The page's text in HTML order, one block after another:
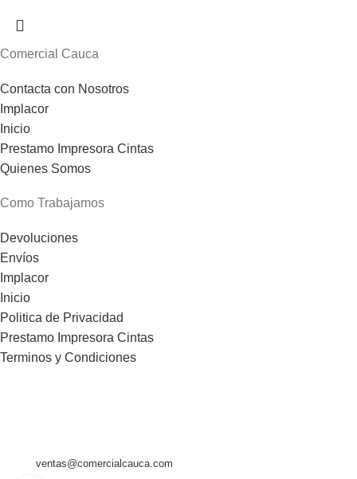
Comercial Cauca
Contacta con Nosotros
Implacor
Inicio
Prestamo Impresora Cintas
Quienes Somos
Como Trabajamos
Devoluciones
Envíos
Implacor
Inicio
Politica de Privacidad
Prestamo Impresora Cintas
Terminos y Condiciones
ventas@comercialcauca.com